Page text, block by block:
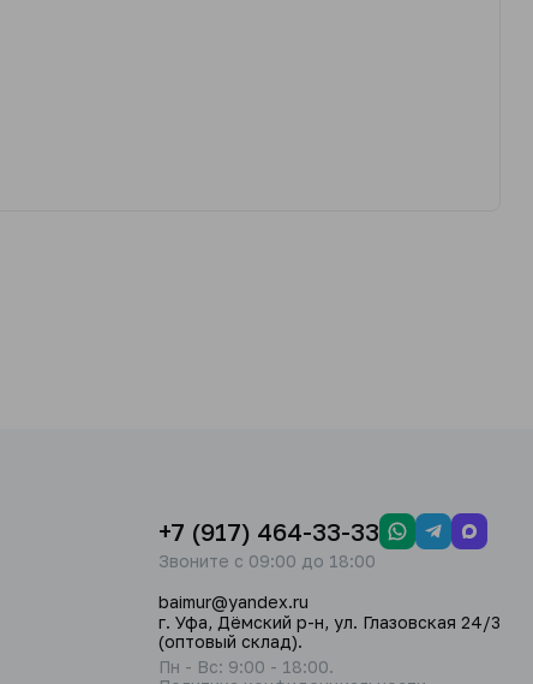
+7 (917) 464-33-33
Звоните с 09:00 до 18:00
baimur@yandex.ru
г. Уфа, Дёмский р-н, ул. Глазовская 24/3
(оптовый склад).
Пн - Вс: 9:00 - 18:00.